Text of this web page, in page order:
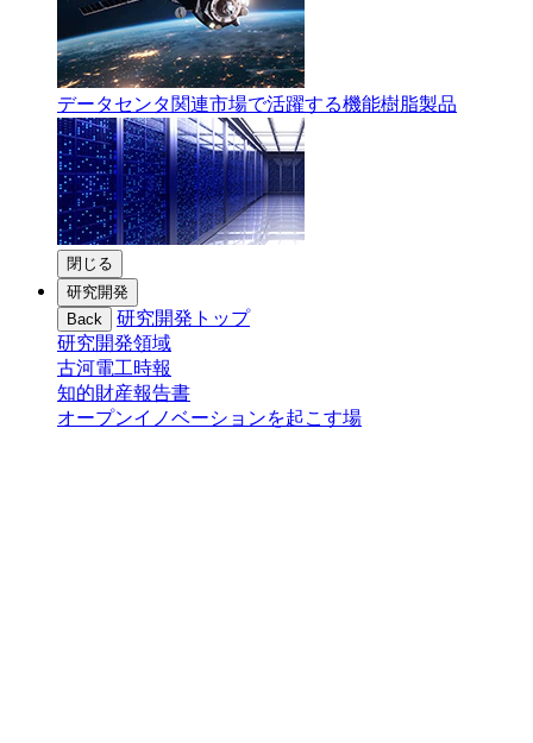
データセンタ関連市場で活躍する機能樹脂製品
閉じる
研究開発
Back
研究開発トップ
研究開発領域
古河電工時報
知的財産報告書
オープンイノベーションを起こす場